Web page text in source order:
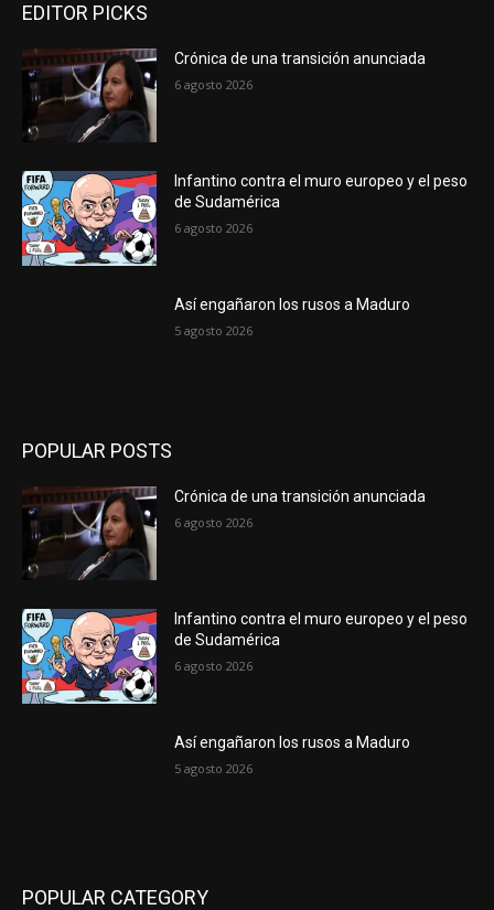
EDITOR PICKS
Crónica de una transición anunciada
6 agosto 2026
Infantino contra el muro europeo y el peso
de Sudamérica
6 agosto 2026
Así engañaron los rusos a Maduro
5 agosto 2026
POPULAR POSTS
Crónica de una transición anunciada
6 agosto 2026
Infantino contra el muro europeo y el peso
de Sudamérica
6 agosto 2026
Así engañaron los rusos a Maduro
5 agosto 2026
POPULAR CATEGORY